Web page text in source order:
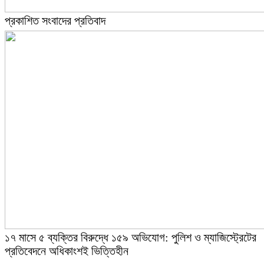
প্রকাশিত সংবাদের প্রতিবাদ
১৭ মাসে ৫ ব্যক্তির বিরুদ্ধে ১৫৯ অভিযোগ: পুলিশ ও ম্যাজিস্ট্রেটের
প্রতিবেদনে অধিকাংশই ভিত্তিহীন